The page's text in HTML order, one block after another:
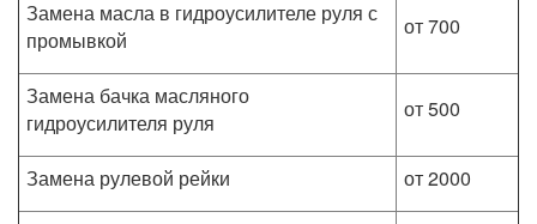
Замена масла в гидроусилителе руля с
промывкой
от 700
Замена бачка масляного
гидроусилителя руля
от 500
Замена рулевой рейки
от 2000